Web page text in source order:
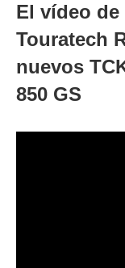
El vídeo
Touratech
nuevos
850 GS